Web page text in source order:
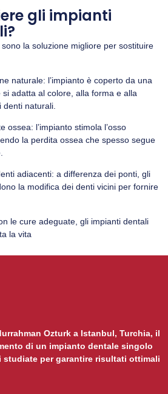
gli impianti
la soluzione migliore per sostituire
naturale: l’impianto è coperto da una
adatta al colore, alla forma e alla
naturali.
ossea: l’impianto stimola l’osso
la perdita ossea che spesso segue
adiacenti: a differenza dei ponti, gli
la modifica dei denti vicini per fornire
le cure adeguate, gli impianti dentali
la vita
Ozturk a Istanbul, Turchia, il
di un impianto dentale singolo
studiate per garantire risultati ottimali